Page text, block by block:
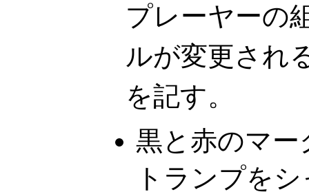
プレーヤーの
ルが変更され
を記す。
黒と赤のマー
トランプを